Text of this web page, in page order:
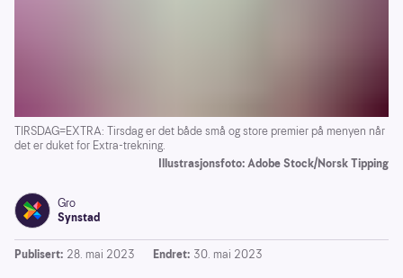
TIRSDAG=EXTRA: Tirsdag er det både små og store premier på menyen når
det er duket for Extra-trekning.
Illustrasjonsfoto: Adobe Stock/Norsk Tipping
Gro
Synstad
Publisert: 28. mai 2023 Endret: 30. mai 2023